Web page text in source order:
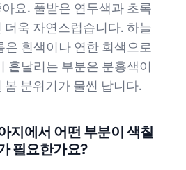
요. 풀밭은 연두색과 초록
더욱 자연스럽습니다. 하늘
은 흰색이나 연한 회색으로
흩날리는 부분은 분홍색이
봄 분위기가 물씬 납니다.
지에서 어떤 부분이 색칠
필요한가요?